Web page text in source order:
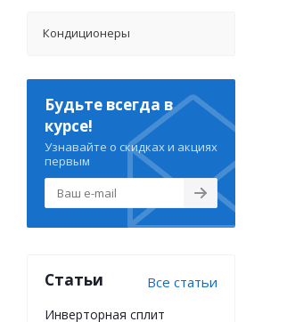
Кондиционеры
Будьте всегда в
курсе!
Узнавайте о скидках и акциях
первым
Статьи Все статьи
Инверторная сплит